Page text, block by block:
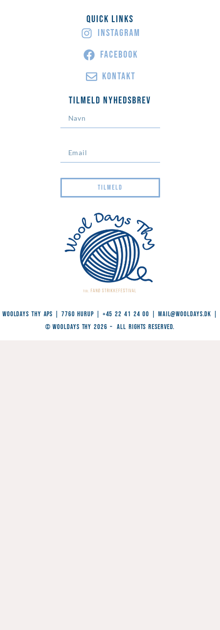
Quick Links
INSTAGRAM
FACEBOOK
KONTAKT
Tilmeld Nyhedsbrev
TILMELD
WoolDays Thy ApS | 7760 Hurup | +45 22 41 24 00 | Mail@wooldays.dk
© WoolDays Thy 2026 – All Rights Reserved.